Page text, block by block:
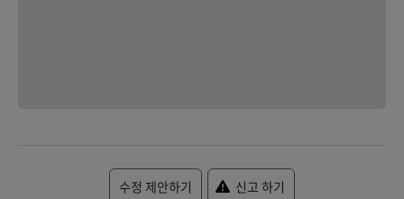
수정 제안하기 신고 하기